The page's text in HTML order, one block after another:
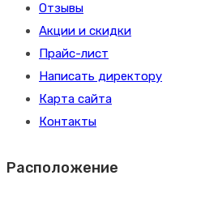
Отзывы
Акции и скидки
Прайс-лист
Написать директору
Карта сайта
Контакты
Расположение